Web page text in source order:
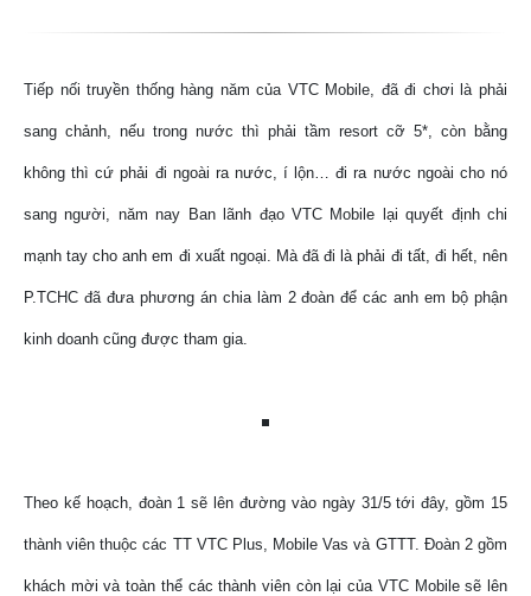
Tiếp nối truyền thống hàng năm của VTC Mobile, đã đi chơi là phải
sang chảnh, nếu trong nước thì phải tầm resort cỡ 5*, còn bằng
không thì cứ phải đi ngoài ra nước, í lộn… đi ra nước ngoài cho nó
sang người, năm nay Ban lãnh đạo VTC Mobile lại quyết định chi
mạnh tay cho anh em đi xuất ngoại. Mà đã đi là phải đi tất, đi hết, nên
P.TCHC đã đưa phương án chia làm 2 đoàn để các anh em bộ phận
kinh doanh cũng được tham gia.
Theo kế hoạch, đoàn 1 sẽ lên đường vào ngày 31/5 tới đây, gồm 15
thành viên thuộc các TT VTC Plus, Mobile Vas và GTTT. Đoàn 2 gồm
khách mời và toàn thể các thành viên còn lại của VTC Mobile sẽ lên